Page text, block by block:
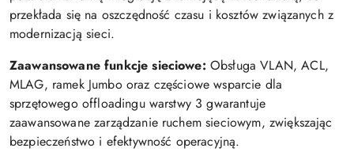
przekłada się na oszczędność czasu i kosztów związanych z
modernizacją sieci.
Zaawansowane funkcje sieciowe: Obsługa VLAN, ACL,
MLAG, ramek Jumbo oraz częściowe wsparcie dla
sprzętowego offloadingu warstwy 3 gwarantuje
zaawansowane zarządzanie ruchem sieciowym, zwiększając
bezpieczeństwo i efektywność operacyjną.